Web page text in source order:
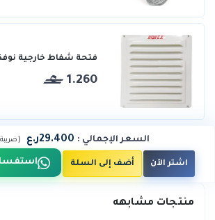
فتحة شفاط خارجية نوفكس
1.260
السعر الإجمالي : 29.400ر.ع (ضريبة
اشتر الآن أضف إلى السلة
منتجات مشابهه